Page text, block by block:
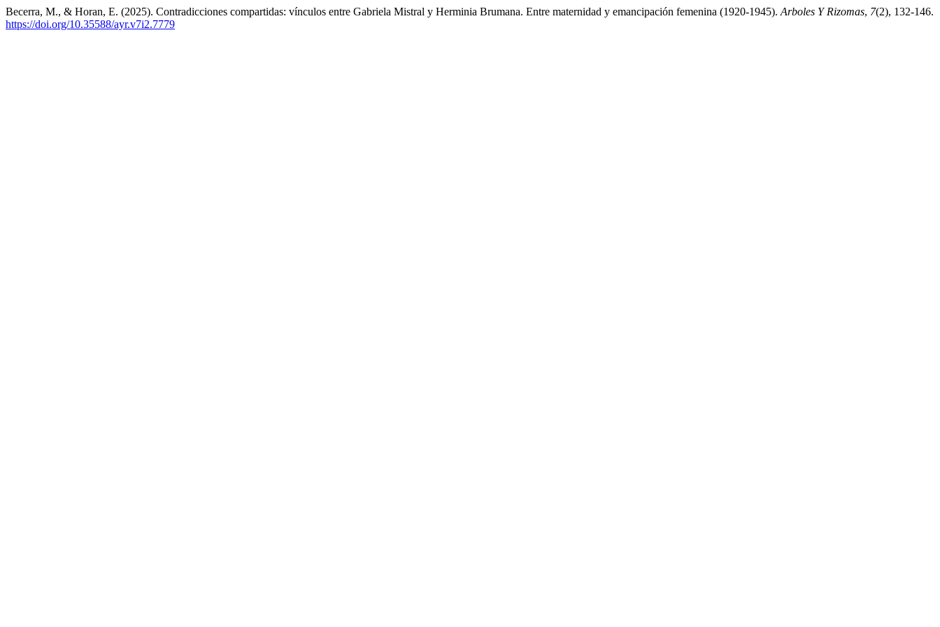
Becerra, M., & Horan, E. (2025). Contradicciones compartidas: vínculos entre Gabriela Mistral y Herminia Brumana. Entre maternidad y emancipación femenina (1920-1945). Arboles Y Rizomas, 7(2), 132-146.
https://doi.org/10.35588/ayr.v7i2.7779